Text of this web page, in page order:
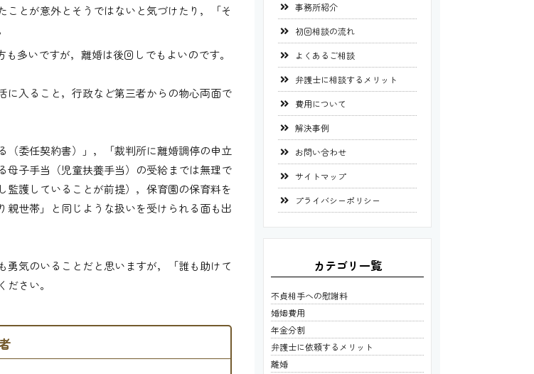
とが意外とそうではないと気づけたり，「そ
多いですが，離婚は後回しでもよいのです。
に入ること，行政など第三者からの物心両面で
委任契約書）」，「裁判所に離婚調停の申立
母子手当（児童扶養手当）の受給までは無理で
護していることが前提），保育園の保育料を
親世帯」と同じような扱いを受けられる面も出
勇気のいることだと思いますが，「誰も助けて
さい。
事務所紹介
初回相談の流れ
よくあるご相談
弁護士に相談するメリット
費用について
解決事例
お問い合わせ
サイトマップ
プライバシーポリシー
カテゴリ一覧
不貞相手への慰謝料
婚姻費用
年金分割
弁護士に依頼するメリット
離婚